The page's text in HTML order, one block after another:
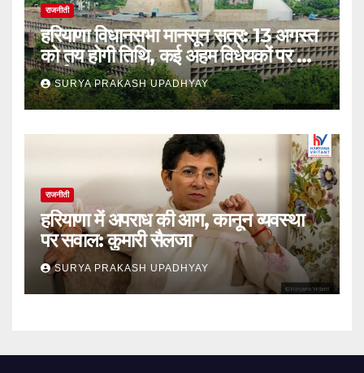
राजनीती
हरियाणा विधानसभा मानसून सत्र: 13 अगस्त
को तय होगी तिथि, कई अहम विधेयकों पर होगी
चर्चाSURYA PRAKASH UPADHYAY
राजनीती
हरियाणा में अपराध की आग, कानून व्यवस्था
पर सवाल: कुमारी सैलजा
SURYA PRAKASH UPADHYAY